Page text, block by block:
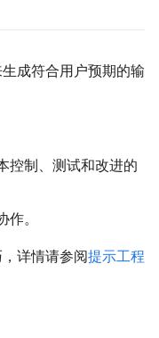
成符合用户预期的输
控制、测试和改进的
。
详情请参阅提示工程